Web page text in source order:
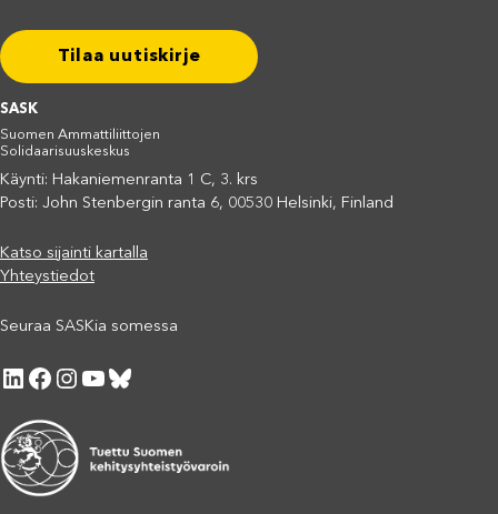
Tilaa uutiskirje
SASK
Suomen Ammattiliittojen
Solidaarisuuskeskus
Käynti: Hakaniemenranta 1 C, 3. krs
Posti: John Stenbergin ranta 6, 00530 Helsinki, Finland
Katso sijainti kartalla
Yhteystiedot
Seuraa SASKia somessa
LinkedIn Facebook Instagram YouTube Bluesky